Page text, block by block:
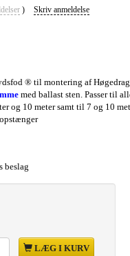
Skriv anmeldelse
® til montering af
med ballast sten. Passer til
og 10 meter samt til 7 og 10
beslag
LÆG I KURV